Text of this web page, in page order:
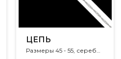
ЦЕПЬ
Размеры 45 - 55, серебро 925